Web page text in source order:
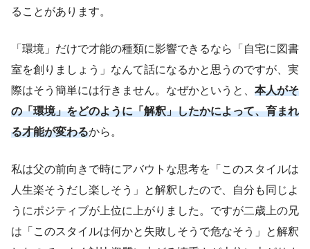
ることがあります。
「環境」だけで才能の種類に影響できるなら「自宅に図書
室を創りましょう」なんて話になるかと思うのですが、実
際はそう簡単には行きません。なぜかというと、 本人がそ
の「環境」をどのように「解釈」したかによって、育まれ
る才能が変わるから。
私は父の前向きで時にアバウトな思考を「このスタイルは
人生楽そうだし楽しそう」と解釈したので、自分も同じよ
うにポジティブが上位に上がりました。ですが二歳上の兄
は「このスタイルは何かと失敗しそうで危なそう」と解釈